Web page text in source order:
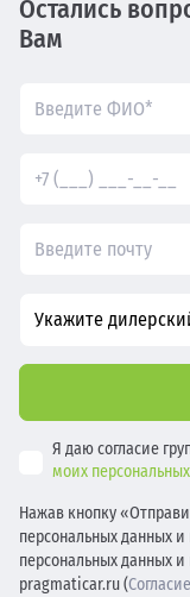
Остались
Вам
Укажите
Я даю согласие
моих
Нажав кнопку
персональных данных
персональных данных
pragmaticar.ru (